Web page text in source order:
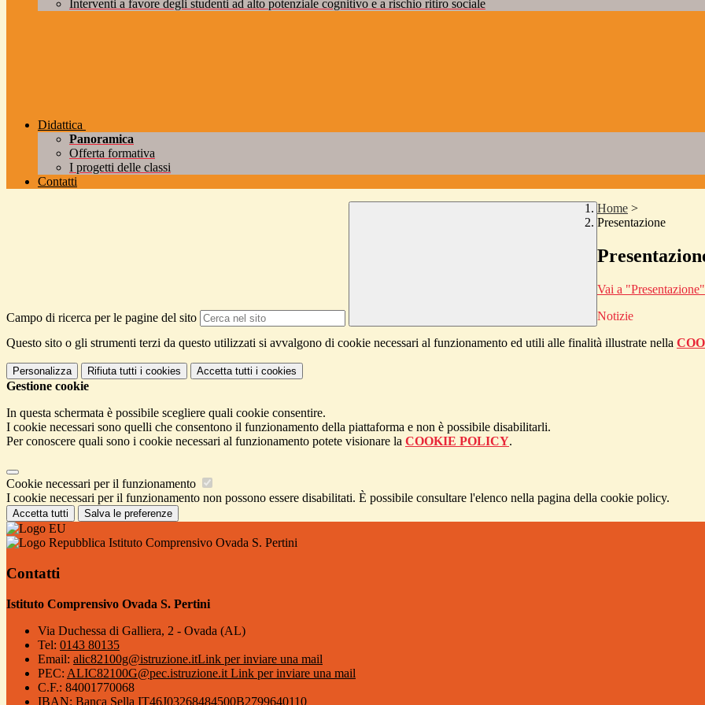
Interventi a favore degli studenti ad alto potenziale cognitivo e a rischio ritiro sociale
Didattica
Panoramica
Offerta formativa
I progetti delle classi
Contatti
Campo di ricerca per le pagine del sito
Home >
Presentazione
Vai a "Presentazione"
Notizie
Questo sito o gli strumenti terzi da questo utilizzati si avvalgono di cookie necessari al funzionamento ed utili alle finalità illustrate nella
Personalizza Rifiuta tutti i cookies Accetta tutti i cookies
Gestione cookie
In questa schermata è possibile scegliere quali cookie consentire.
I cookie necessari sono quelli che consentono il funzionamento della piattaforma e non è possibile disabilitarli.
Per conoscere quali sono i cookie necessari al funzionamento potete visionare la COOKIE POLICY.
Cookie necessari per il funzionamento
I cookie necessari per il funzionamento non possono essere disabilitati. È possibile consultare l'elenco nella pagina della cookie policy.
Accetta tutti Salva le preferenze
Istituto Comprensivo Ovada S. Pertini
Contatti
Istituto Comprensivo Ovada S. Pertini
Via Duchessa di Galliera, 2 - Ovada (AL)
Tel: 0143 80135
Email: alic82100g@istruzione.itLink per inviare una mail
PEC: ALIC82100G@pec.istruzione.it Link per inviare una mail
C.F.: 84001770068
IBAN: Banca Sella IT46J03268484500B2799640110